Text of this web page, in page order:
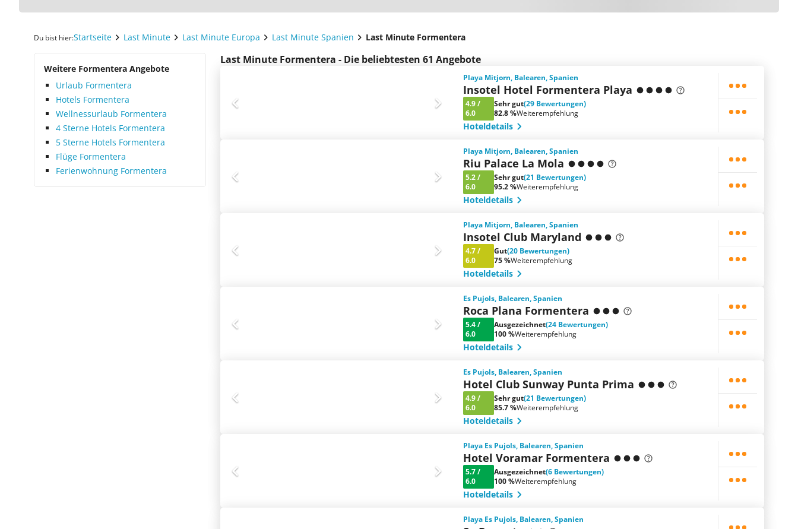
Du bist hier:Startseite Last Minute Last Minute Europa Last Minute Spanien Last Minute Formentera
Weitere Formentera Angebote
Urlaub Formentera
Hotels Formentera
Wellnessurlaub Formentera
4 Sterne Hotels Formentera
5 Sterne Hotels Formentera
Flüge Formentera
Ferienwohnung Formentera
Last Minute Formentera - Die beliebtesten 61 Angebote
Playa Mitjorn, Balearen, Spanien
Insotel Hotel Formentera Playa
4.9/
6.0
Sehr gut(29 Bewertungen)
82.8 %Weiterempfehlung
Hoteldetails
Playa Mitjorn, Balearen, Spanien
Riu Palace La Mola
5.2/
6.0
Sehr gut(21 Bewertungen)
95.2 %Weiterempfehlung
Hoteldetails
Playa Mitjorn, Balearen, Spanien
Insotel Club Maryland
4.7/
6.0
Gut(20 Bewertungen)
75 %Weiterempfehlung
Hoteldetails
Es Pujols, Balearen, Spanien
Roca Plana Formentera
5.4/
6.0
Ausgezeichnet(24 Bewertungen)
100 %Weiterempfehlung
Hoteldetails
Es Pujols, Balearen, Spanien
Hotel Club Sunway Punta Prima
4.9/
6.0
Sehr gut(21 Bewertungen)
85.7 %Weiterempfehlung
Hoteldetails
Playa Es Pujols, Balearen, Spanien
Hotel Voramar Formentera
5.7/
6.0
Ausgezeichnet(6 Bewertungen)
100 %Weiterempfehlung
Hoteldetails
Playa Es Pujols, Balearen, Spanien